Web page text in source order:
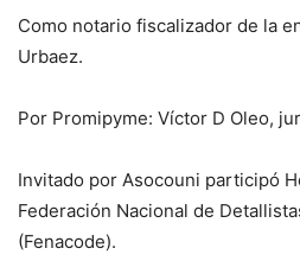
Como notario fiscalizador de la
Urbaez.
Por Promipyme: Víctor D Oleo,
Invitado por Asocouni participó
Federación Nacional de
(Fenacode).